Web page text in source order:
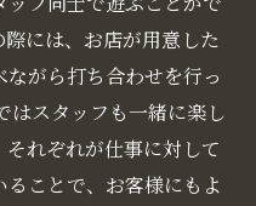
には、お店が用意した
がら打ち合わせを行っ
はスタッフも一緒に楽し
れぞれが仕事に対して
ことで、お客様にもよ